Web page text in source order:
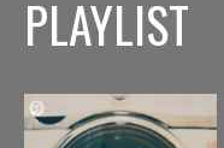
PLAYLIST